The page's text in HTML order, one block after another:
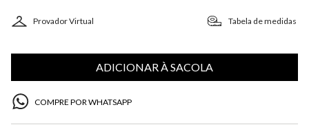
Provador Virtual Tabela de medidas
ADICIONAR À SACOLA
COMPRE POR WHATSAPP